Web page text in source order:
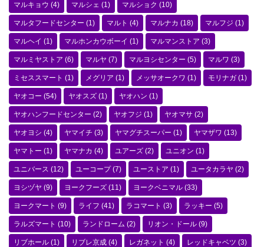
マルキョウ (4) マルシェ (1) マルショク (10)
マルタフードセンター (1) マルト (4) マルナカ (18) マルフジ (1)
マルヘイ (1) マルホンカウボーイ (1) マルマンストア (3)
マルミヤストア (6) マルヤ (7) マルヨシセンター (5) マルワ (3)
ミセススマート (1) メグリア (1) メッサオークワ (1) モリナガ (1)
ヤオコー (54) ヤオスズ (1) ヤオハン (1)
ヤオハンフードセンター (2) ヤオフジ (1) ヤオマサ (2)
ヤオヨシ (4) ヤマイチ (3) ヤマグチスーパー (1) ヤマザワ (13)
ヤマトー (1) ヤマナカ (4) ユアーズ (2) ユニオン (1)
ユニバース (12) ユーコープ(7) ユーストア (1) ユータカラヤ (2)
ヨシヅヤ (9) ヨークフーズ (11) ヨークベニマル (33)
ヨークマート (9) ライフ (41) ラコマート (3) ラッキー (5)
ラルズマート (10) ランドローム (2) リオン・ドール (9)
リブホール (1) リブレ京成 (4) レガネット (4) レッドキャベツ (3)